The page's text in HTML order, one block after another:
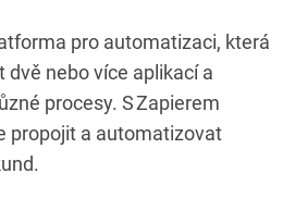
pro automatizaci, která
nebo více aplikací a
procesy. S Zapierem
propojit a automatizovat